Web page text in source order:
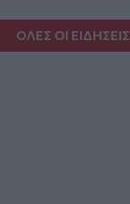
ΟΛΕΣ ΟΙ ΕΙΔΗΣΕΙΣ